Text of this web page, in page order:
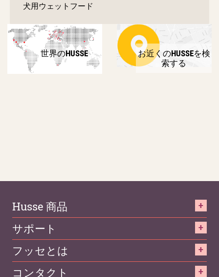
犬用ウェットフード
世界のHUSSE
お近くのHUSSEを検
索する
Husse 商品
サポート
フッセとは
コンタクト